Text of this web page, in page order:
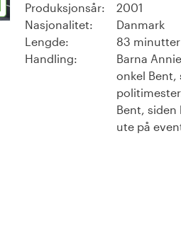
Produksjonsår:
2001
Nasjonalitet:
Danmark
Lengde:
83 minutter
Handling:
Barna
onkel Bent,
Bent,
ute på